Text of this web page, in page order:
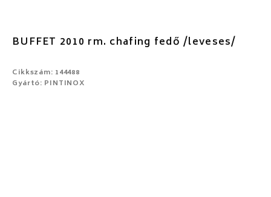
BUFFET 2010 rm. chafing fedő /leveses/
Cikkszám: 144488
Gyártó: PINTINOX